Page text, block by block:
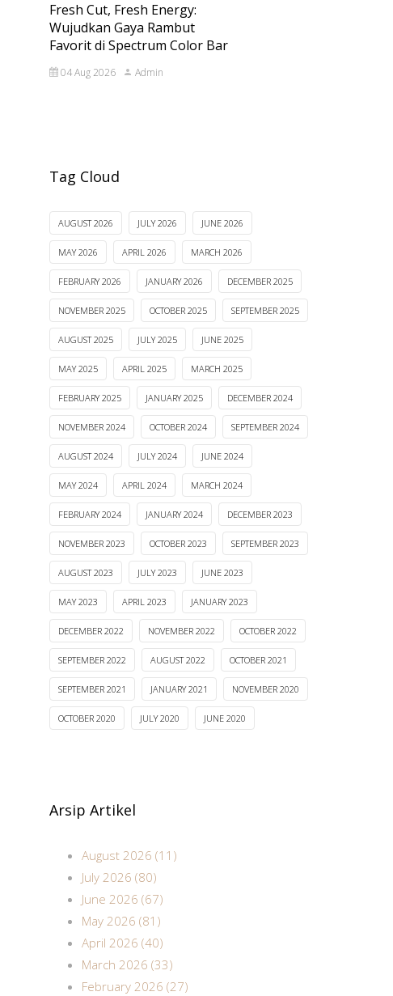
Fresh Cut, Fresh Energy:
Wujudkan Gaya Rambut
Favorit di Spectrum Color Bar
04 Aug 2026 Admin
Tag Cloud
AUGUST 2026 JULY 2026 JUNE 2026
MAY 2026 APRIL 2026 MARCH 2026
FEBRUARY 2026 JANUARY 2026 DECEMBER 2025
NOVEMBER 2025 OCTOBER 2025 SEPTEMBER 2025
AUGUST 2025 JULY 2025 JUNE 2025
MAY 2025 APRIL 2025 MARCH 2025
FEBRUARY 2025 JANUARY 2025 DECEMBER 2024
NOVEMBER 2024 OCTOBER 2024 SEPTEMBER 2024
AUGUST 2024 JULY 2024 JUNE 2024
MAY 2024 APRIL 2024 MARCH 2024
FEBRUARY 2024 JANUARY 2024 DECEMBER 2023
NOVEMBER 2023 OCTOBER 2023 SEPTEMBER 2023
AUGUST 2023 JULY 2023 JUNE 2023
MAY 2023 APRIL 2023 JANUARY 2023
DECEMBER 2022 NOVEMBER 2022 OCTOBER 2022
SEPTEMBER 2022 AUGUST 2022 OCTOBER 2021
SEPTEMBER 2021 JANUARY 2021 NOVEMBER 2020
OCTOBER 2020 JULY 2020 JUNE 2020
Arsip Artikel
August 2026 (11)
July 2026 (80)
June 2026 (67)
May 2026 (81)
April 2026 (40)
March 2026 (33)
February 2026 (27)